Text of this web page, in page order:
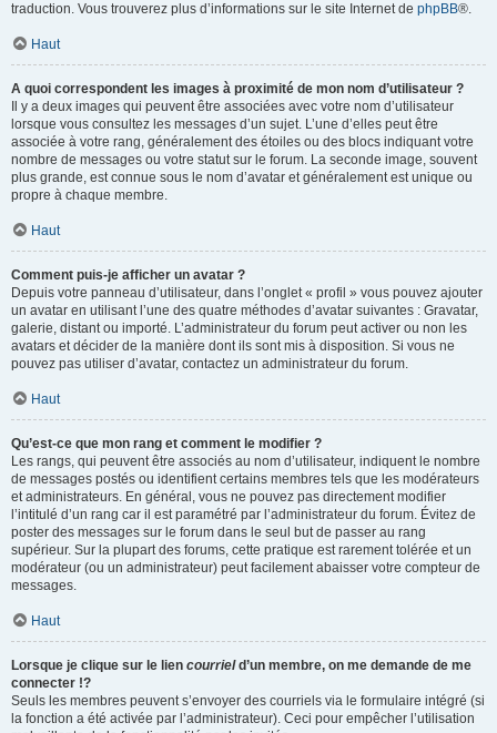
traduction. Vous trouverez plus d’informations sur le site Internet de phpBB®.
Haut
A quoi correspondent les images à proximité de mon nom d’utilisateur ?
Il y a deux images qui peuvent être associées avec votre nom d’utilisateur
lorsque vous consultez les messages d’un sujet. L’une d’elles peut être
associée à votre rang, généralement des étoiles ou des blocs indiquant votre
nombre de messages ou votre statut sur le forum. La seconde image, souvent
plus grande, est connue sous le nom d’avatar et généralement est unique ou
propre à chaque membre.
Haut
Comment puis-je afficher un avatar ?
Depuis votre panneau d’utilisateur, dans l’onglet « profil » vous pouvez ajouter
un avatar en utilisant l’une des quatre méthodes d’avatar suivantes : Gravatar,
galerie, distant ou importé. L’administrateur du forum peut activer ou non les
avatars et décider de la manière dont ils sont mis à disposition. Si vous ne
pouvez pas utiliser d’avatar, contactez un administrateur du forum.
Haut
Qu’est-ce que mon rang et comment le modifier ?
Les rangs, qui peuvent être associés au nom d’utilisateur, indiquent le nombre
de messages postés ou identifient certains membres tels que les modérateurs
et administrateurs. En général, vous ne pouvez pas directement modifier
l’intitulé d’un rang car il est paramétré par l’administrateur du forum. Évitez de
poster des messages sur le forum dans le seul but de passer au rang
supérieur. Sur la plupart des forums, cette pratique est rarement tolérée et un
modérateur (ou un administrateur) peut facilement abaisser votre compteur de
messages.
Haut
Lorsque je clique sur le lien courrield’un membre, on me demande de me
connecter !?
Seuls les membres peuvent s’envoyer des courriels via le formulaire intégré (si
la fonction a été activée par l’administrateur). Ceci pour empêcher l’utilisation